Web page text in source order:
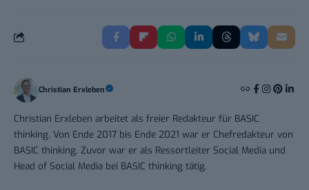
Christian Erxleben
Christian Erxleben arbeitet als freier Redakteur für BASIC
thinking. Von Ende 2017 bis Ende 2021 war er Chefredakteur von
BASIC thinking. Zuvor war er als Ressortleiter Social Media und
Head of Social Media bei BASIC thinking tätig.